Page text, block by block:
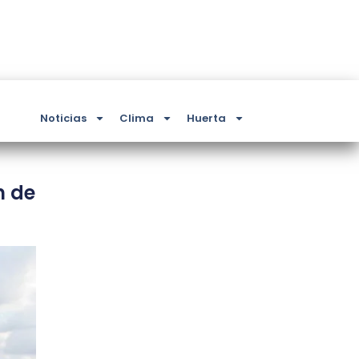
Noticias Clima Huerta
de